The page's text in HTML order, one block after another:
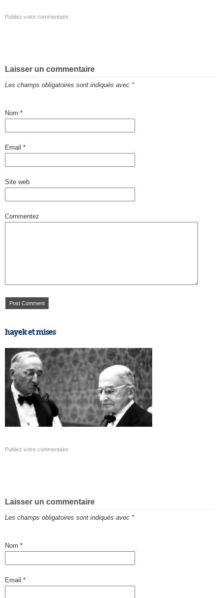
Publiez votre commentaire
Laisser un commentaire
Les champs obligatoires sont indiqués avec *
Nom *
Email *
Site web
Commentez
hayek et mises
Publiez votre commentaire
Laisser un commentaire
Les champs obligatoires sont indiqués avec *
Nom *
Email *